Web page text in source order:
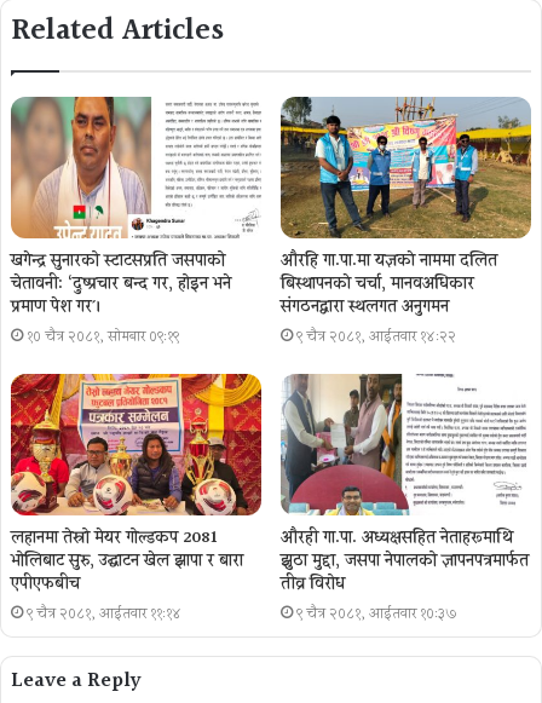
Related Articles
खगेन्द्र सुनारको स्टाटसप्रति जसपाको
चेतावनी: ‘दुष्प्रचार बन्द गर, होइन भने
प्रमाण पेश गर´।
१० चैत्र २०८१, सोमबार ०९:१९
औरहि गा.पा.मा यज्ञकाे नाममा दलित
बिस्थापनकाे चर्चा, मानवअधिकार
संगठनद्वारा स्थलगत अनुगमन
९ चैत्र २०८१, आईतवार १४:२२
लहानमा तेस्रो मेयर गोल्डकप 2081
भोलिबाट सुरु, उद्घाटन खेल झापा र बारा
एपीएफबीच
९ चैत्र २०८१, आईतवार ११:१४
औरही गा.पा. अध्यक्षसहित नेताहरूमाथि
झुठा मुद्दा, जसपा नेपालको ज्ञापनपत्रमार्फत
तीव्र विरोध
९ चैत्र २०८१, आईतवार १०:३७
Leave a Reply